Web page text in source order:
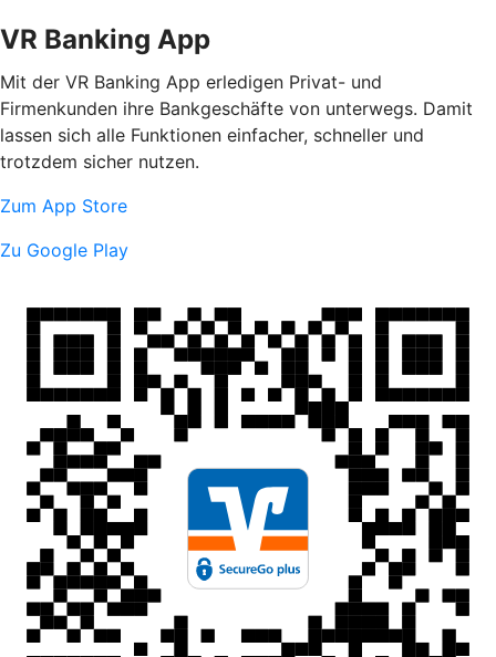
VR Banking App
Mit der VR Banking App erledigen Privat- und
Firmenkunden ihre Bankgeschäfte von unterwegs. Damit
lassen sich alle Funktionen einfacher, schneller und
trotzdem sicher nutzen.
Zum App Store
Zu Google Play